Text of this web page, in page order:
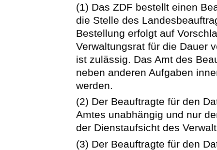
(1) Das ZDF bestellt einen
die Stelle des
Bestellung erfolgt auf
Verwaltungsrat für die Dauer
ist zulässig. Das Amt des
neben anderen Aufgaben
werden.
(2) Der Beauftragte für den
Amtes unabhängig und nur
der Dienstaufsicht des
(3) Der Beauftragte für den